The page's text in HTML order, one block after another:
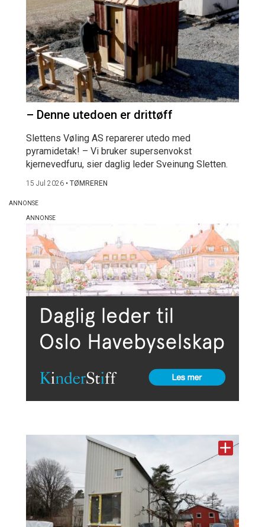
– Denne utedoen er drittøff
Slettens Vøling AS reparerer utedo med
pyramidetak! – Vi bruker supersenvokst
kjernevedfuru, sier daglig leder Sveinung Sletten.
15 Jul 2026 • TØMREREN